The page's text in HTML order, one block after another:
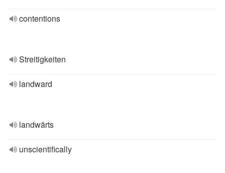
contentions
Streitigkeiten
landward
landwärts
unscientifically